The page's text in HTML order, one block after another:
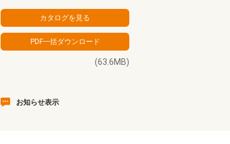
(63.6MB)
お知らせ表示